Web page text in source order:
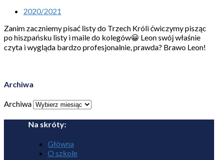
2020/2021
Zanim zaczniemy pisać listy do Trzech Króli ćwiczymy pisząc
po hiszpańsku listy i maile do kolegów😀 Leon swój właśnie
czyta i wygląda bardzo profesjonalnie, prawda? Brawo Leon!
Archiwa
Archiwa
Na skróty:
Główna
O szkole